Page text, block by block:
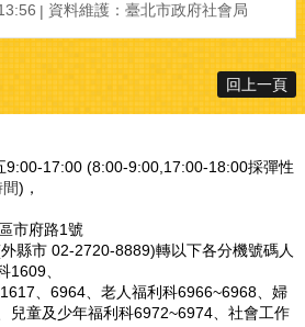
資料維護：臺北市政府社會局
回上一頁
9:00-17:00 (8:00-9:00,17:00-18:00採彈性
)，
市府路1號
縣市 02-2720-8889)轉以下各分機號碼人
1609、
、6964、老人福利科6966~6968、婦
兒童及少年福利科6972~6974、社會工作